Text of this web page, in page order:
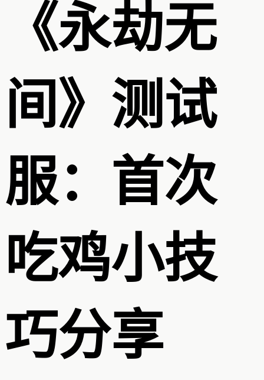
《永劫无
间》测试
服：首次
吃鸡小技
巧分享